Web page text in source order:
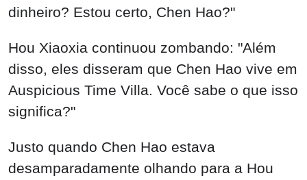
dinheiro? Estou certo, Chen Hao?"
Hou Xiaoxia continuou zombando: "Além
disso, eles disseram que Chen Hao vive em
Auspicious Time Villa. Você sabe o que isso
significa?"
Justo quando Chen Hao estava
desamparadamente olhando para a Hou